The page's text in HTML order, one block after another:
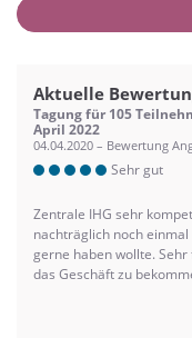
Aktuelle
Tagung für 105
April 2022
04.04.2020 – Bewertung
Sehr gut
Zentrale IHG sehr
nachträglich noch
gerne haben wollte.
das Geschäft zu